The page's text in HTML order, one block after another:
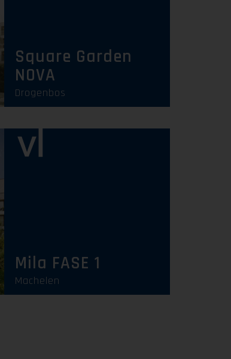
Square Garden
NOVA
Drogenbos
Mila FASE 1
Machelen